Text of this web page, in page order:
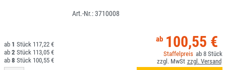
3710008
100,55 €
8
1
117,22 €
2
113,05 €
8
100,55 €